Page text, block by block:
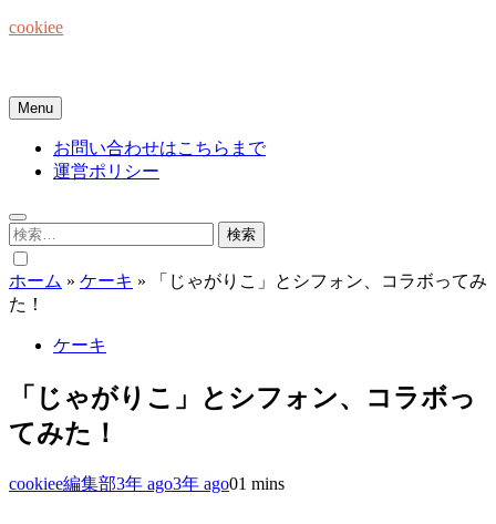
Skip
cookiee
Menu
お問い合わせはこちらまで
運営ポリシー
検
索:
ホーム » ケーキ »
「じゃがりこ」とシフォン、コラボってみ
た！
ケーキ
「じゃがりこ」とシフォン、コラボっ
てみた！
cookiee編集部3年 ago3年 ago01 mins